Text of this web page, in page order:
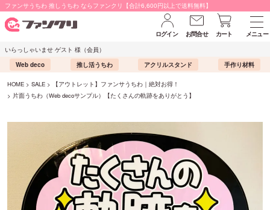
ファンサうちわ 推しうちわ ならファンクリ【合計6,600円以上で送料無料】
ログイン お問合せ カート
メニュー
いらっしゃいませ ゲスト 様（会員）
Web deco
推し活うちわ アクリルスタンド 手作り材料
HOME SALE
【アウトレット】ファンサうちわ｜絶対お得！
片面うちわ（Web decoサンプル）【たくさんの軌跡をありがとう】